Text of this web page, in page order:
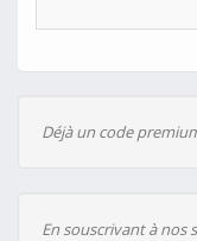
Déjà un code
En souscrivant à nos